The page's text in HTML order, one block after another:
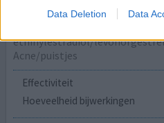
Data Deletion Data
Ethinylestradiol /
ethinylestradiol/
Acne/puistjes
Effectiviteit
Hoeveelheid bijwerkingen